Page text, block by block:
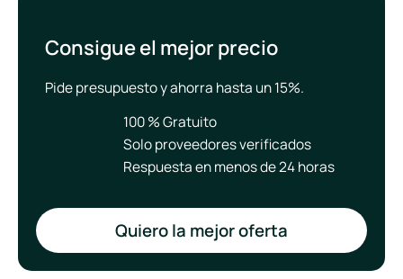
Consigue el mejor precio
Pide presupuesto y ahorra hasta un 15%.
100 % Gratuito
Solo proveedores verificados
Respuesta en menos de 24 horas
Quiero la mejor oferta